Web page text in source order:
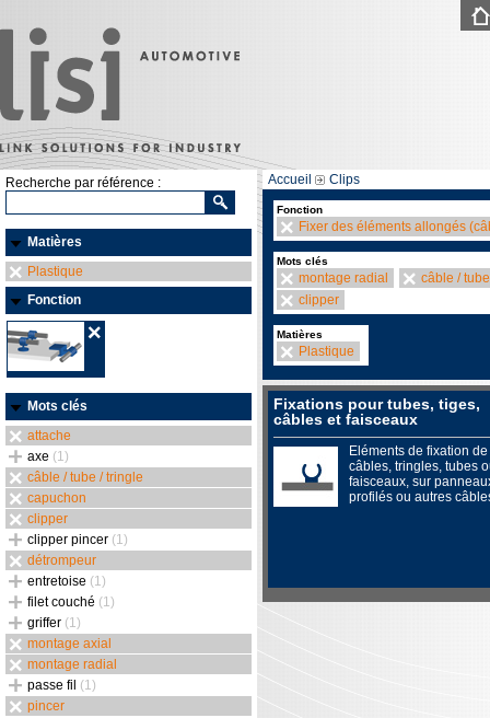
Recherche par référence :
Matières
Plastique
Fonction
Mots clés
attache
axe (1)
câble / tube / tringle
capuchon
clipper
clipper pincer (1)
détrompeur
entretoise (1)
filet couché (1)
griffer (1)
montage axial
montage radial
passe fil (1)
pincer
Accueil Clips
Fonction
Fixer des éléments allongés
Mots clés
montage radial
câble /
clipper
Matières
Plastique
Fixations pour tubes, tiges,
câbles et faisceaux
Eléments de fixation de
câbles, tringles, tubes
faisceaux, sur
profilés ou autres